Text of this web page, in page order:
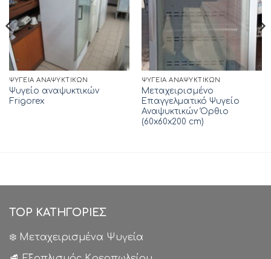
ΨΥΓΕΊΑ ΑΝΑΨΥΚΤΙΚΏΝ
Ψυγείο αναψυκτικών
Frigorex
ΨΥΓΕΊΑ ΑΝΑΨΥΚΤΙΚΏΝ
Μεταχειρισμένο
Επαγγελματικό Ψυγείο
Αναψυκτικών Όρθιο
(60x60x200 cm)
TOP ΚΑΤΗΓΟΡΙΕΣ
❄️ Μεταχειρισμένα Ψυγεία